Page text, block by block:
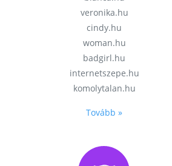
veronika.hu
cindy.hu
woman.hu
badgirl.hu
internetszepe.hu
komolytalan.hu
Tovább »